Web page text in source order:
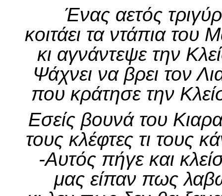
Ένας αετός
κοιτάει τα ντάπια
κι αγνάντεψε την
Ψάχνει να βρει τον
που κράτησε την
Εσείς βουνά του
τους κλέφτες τι τους
-Αυτός πήγε και
μας είπαν πως